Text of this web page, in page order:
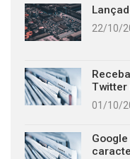
22/10/
Twitter
01/10/